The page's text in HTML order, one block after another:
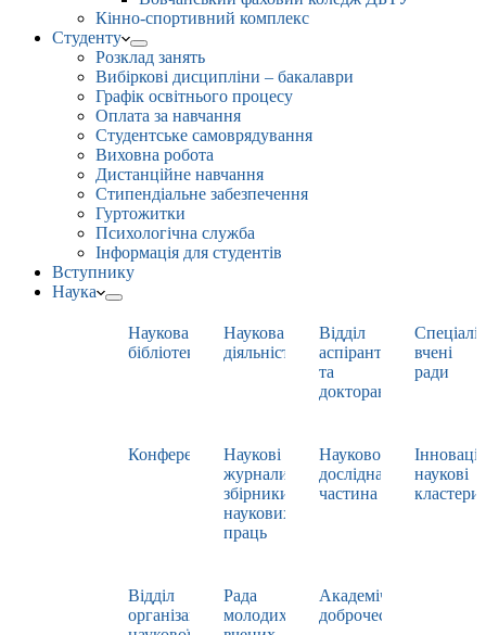
Кінно-спортивний комплекс
Студенту
Розклад занять
Вибіркові дисципліни – бакалаври
Графік освітнього процесу
Оплата за навчання
Студентське самоврядування
Виховна робота
Дистанційне навчання
Стипендіальне забезпечення
Гуртожитки
Психологічна служба
Інформація для студентів
Вступнику
Наука
Наукова
бібліотека
Наукова
діяльність
Відділ
аспірантури
та
докторантури
вчені
ради
Конференції
Наукові
журнали,
збірники
наукових
праць
Науково-
дослідна
частина
наукові
кластери
Відділ
організації
Рада
молодих
Академічна
доброчесність